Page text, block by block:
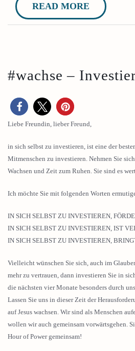
READ MORE
#wachse –
Liebe Freundin, lieber Freund,
in sich selbst zu investieren, ist eine der
Mitmenschen zu investieren. Nehmen Sie
Wachsen und Zeit zum Ruhen. Sie sind es
Ich möchte Sie mit folgenden Worten
IN SICH SELBST ZU INVESTIEREN,
IN SICH SELBST ZU INVESTIEREN, IST
IN SICH SELBST ZU INVESTIEREN,
Vielleicht wünschen Sie sich, auch im
mehr zu vertrauen, dann investieren Sie in
die nächsten vier Monate besonders durch
Lassen Sie uns in dieser Zeit der
auf Jesus wachsen. Wir sind als Menschen
wollen wir auch gemeinsam vorwärtsgehen.
Hour of Power gemeinsam!